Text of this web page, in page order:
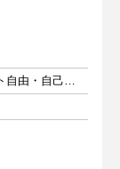
週3日以上 1日4時間以上 シフト自由・自己申告